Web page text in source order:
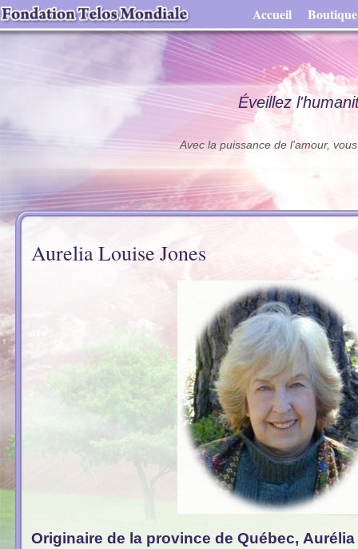
Accueil Boutique
Éveillez
Avec la puissance de l'amour,
Aurelia Louise Jones
Originaire de la province de Québec,